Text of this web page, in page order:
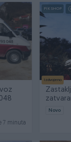
7 minuta
PIK SHOP
Izdvojeno
Novo